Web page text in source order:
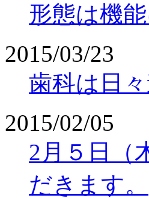
形態は機
2015/03/23
歯科は日
2015/02/05
2月５日（
だきます。